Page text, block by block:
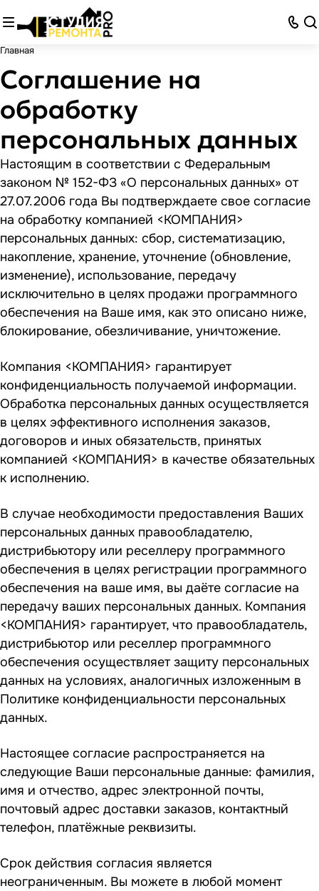
Главная
Соглашение на
обработку
персональных данных
Настоящим в соответствии с Федеральным
законом № 152-ФЗ «О персональных данных» от
27.07.2006 года Вы подтверждаете свое согласие
на обработку компанией <КОМПАНИЯ>
персональных данных: сбор, систематизацию,
накопление, хранение, уточнение (обновление,
изменение), использование, передачу
исключительно в целях продажи программного
обеспечения на Ваше имя, как это описано ниже,
блокирование, обезличивание, уничтожение.
Компания <КОМПАНИЯ> гарантирует
конфиденциальность получаемой информации.
Обработка персональных данных осуществляется
в целях эффективного исполнения заказов,
договоров и иных обязательств, принятых
компанией <КОМПАНИЯ> в качестве обязательных
к исполнению.
В случае необходимости предоставления Ваших
персональных данных правообладателю,
дистрибьютору или реселлеру программного
обеспечения в целях регистрации программного
обеспечения на ваше имя, вы даёте согласие на
передачу ваших персональных данных. Компания
<КОМПАНИЯ> гарантирует, что правообладатель,
дистрибьютор или реселлер программного
обеспечения осуществляет защиту персональных
данных на условиях, аналогичных изложенным в
Политике конфиденциальности персональных
данных.
Настоящее согласие распространяется на
следующие Ваши персональные данные: фамилия,
имя и отчество, адрес электронной почты,
почтовый адрес доставки заказов, контактный
телефон, платёжные реквизиты.
Срок действия согласия является
неограниченным. Вы можете в любой момент